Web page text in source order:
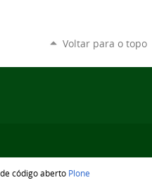
Voltar para o topo
código aberto Plone